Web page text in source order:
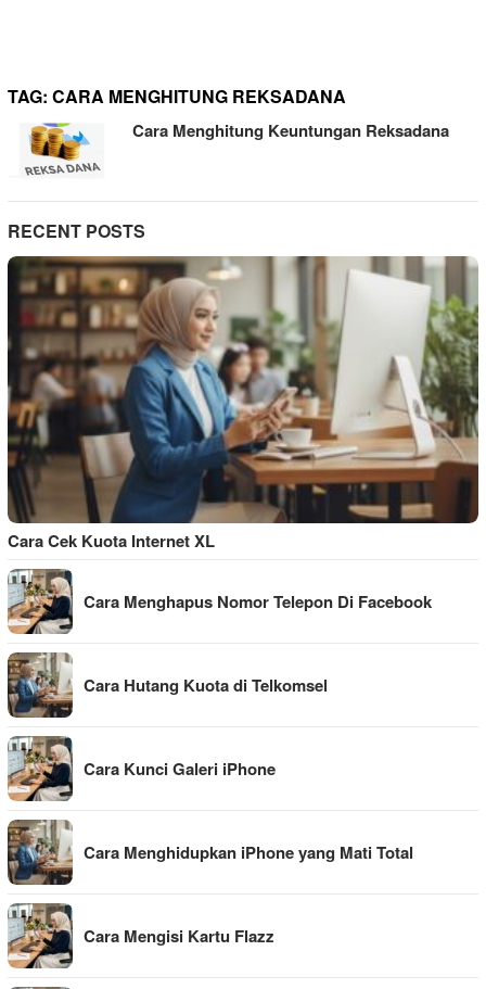
TAG: CARA MENGHITUNG REKSADANA
Cara Menghitung Keuntungan Reksadana
RECENT POSTS
Cara Cek Kuota Internet XL
Cara Menghapus Nomor Telepon Di Facebook
Cara Hutang Kuota di Telkomsel
Cara Kunci Galeri iPhone
Cara Menghidupkan iPhone yang Mati Total
Cara Mengisi Kartu Flazz